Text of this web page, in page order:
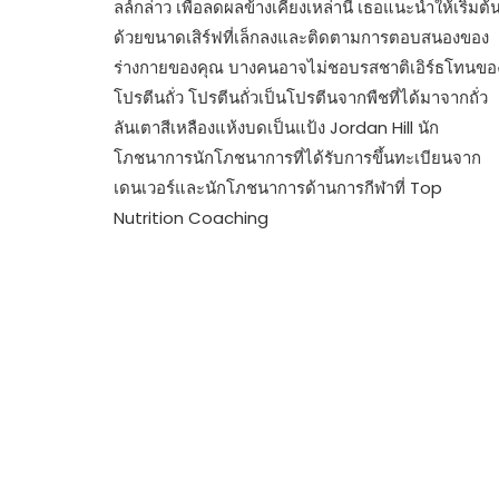
ลล์กล่าว เพื่อลดผลข้างเคียงเหล่านี้ เธอแนะนำให้เริ่มต้
ด้วยขนาดเสิร์ฟที่เล็กลงและติดตามการตอบสนองของ
ร่างกายของคุณ บางคนอาจไม่ชอบรสชาติเอิร์ธโทนขอ
โปรตีนถั่ว โปรตีนถั่วเป็นโปรตีนจากพืชที่ได้มาจากถั่ว
ลันเตาสีเหลืองแห้งบดเป็นแป้ง Jordan Hill นัก
โภชนาการนักโภชนาการที่ได้รับการขึ้นทะเบียนจาก
เดนเวอร์และนักโภชนาการด้านการกีฬาที่ Top
Nutrition Coaching